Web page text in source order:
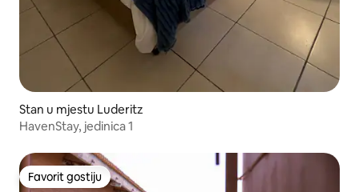
Stan u mjestu Luderitz
HavenStay, jedinica 1
Favorit gostiju
Favorit gostiju